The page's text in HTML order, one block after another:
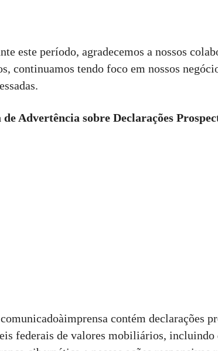
este período, agradecemos a nossos
continuamos tendo foco em nossos
de Advertência sobre Declarações
contém declarações
federais de valores mobiliários, incluindo